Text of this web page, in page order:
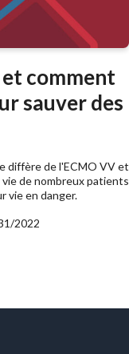
et comment
sauver des
diffère de l'ECMO VV et
de nombreux patients
vie en danger.
2022